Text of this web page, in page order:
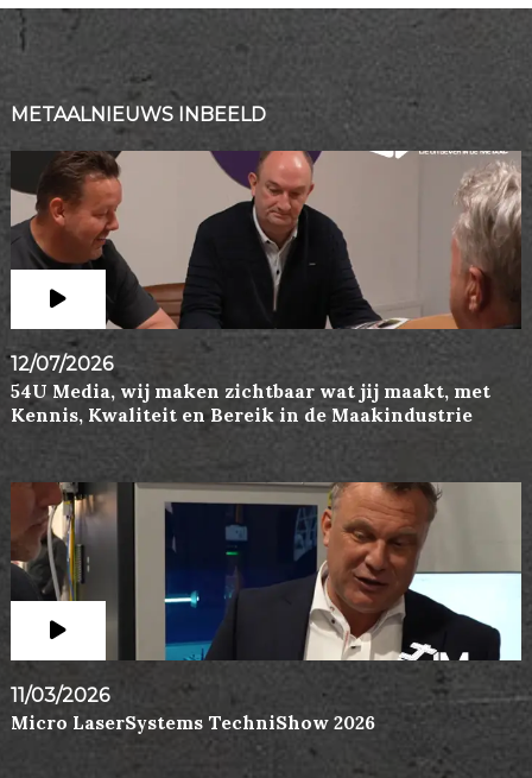
METAALNIEUWS INBEELD
12/07/2026
54U Media, wij maken zichtbaar wat jij maakt, met
Kennis, Kwaliteit en Bereik in de Maakindustrie
11/03/2026
Micro LaserSystems TechniShow 2026